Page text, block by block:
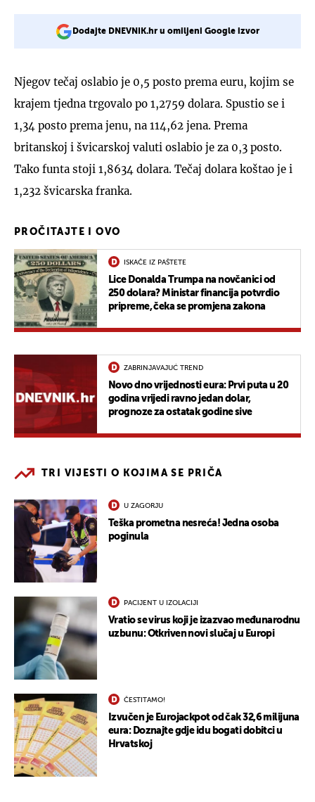
Dodajte DNEVNIK.hr u omiljeni Google izvor
Njegov tečaj oslabio je 0,5 posto prema euru, kojim se
krajem tjedna trgovalo po 1,2759 dolara. Spustio se i
1,34 posto prema jenu, na 114,62 jena. Prema
britanskoj i švicarskoj valuti oslabio je za 0,3 posto.
Tako funta stoji 1,8634 dolara. Tečaj dolara koštao je i
1,232 švicarska franka.
PROČITAJTE I OVO
ISKAČE IZ PAŠTETE
Lice Donalda Trumpa na novčanici od
250 dolara? Ministar financija potvrdio
pripreme, čeka se promjena zakona
ZABRINJAVAJUĆ TREND
Novo dno vrijednosti eura: Prvi puta u 20
godina vrijedi ravno jedan dolar,
prognoze za ostatak godine sive
TRI VIJESTI O KOJIMA SE PRIČA
U ZAGORJU
Teška prometna nesreća! Jedna osoba
poginula
PACIJENT U IZOLACIJI
Vratio se virus koji je izazvao međunarodnu
uzbunu: Otkriven novi slučaj u Europi
ČESTITAMO!
Izvučen je Eurojackpot od čak 32,6 milijuna
eura: Doznajte gdje idu bogati dobitci u
Hrvatskoj